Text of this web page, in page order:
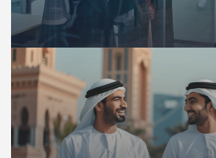
التي تحقق الاستدامة والشمولية، و تساهم في
ومزدهر. ونعمل معكم يداً بيد من أولى لحظات